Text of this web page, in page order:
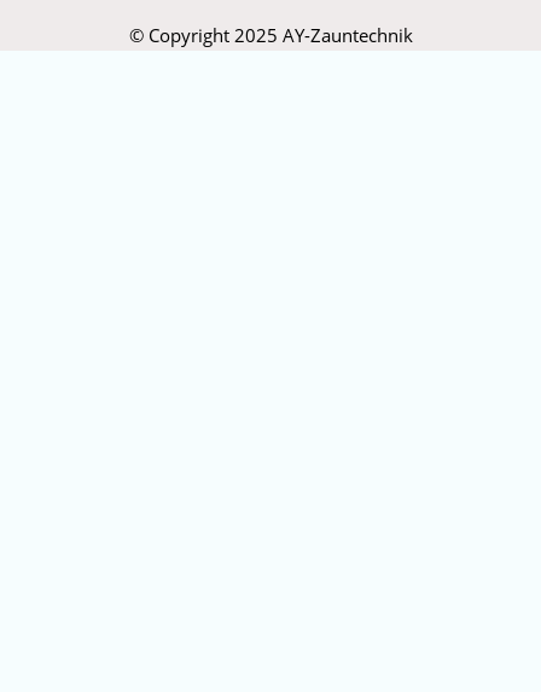
© Copyright 2025 AY-Zauntechnik